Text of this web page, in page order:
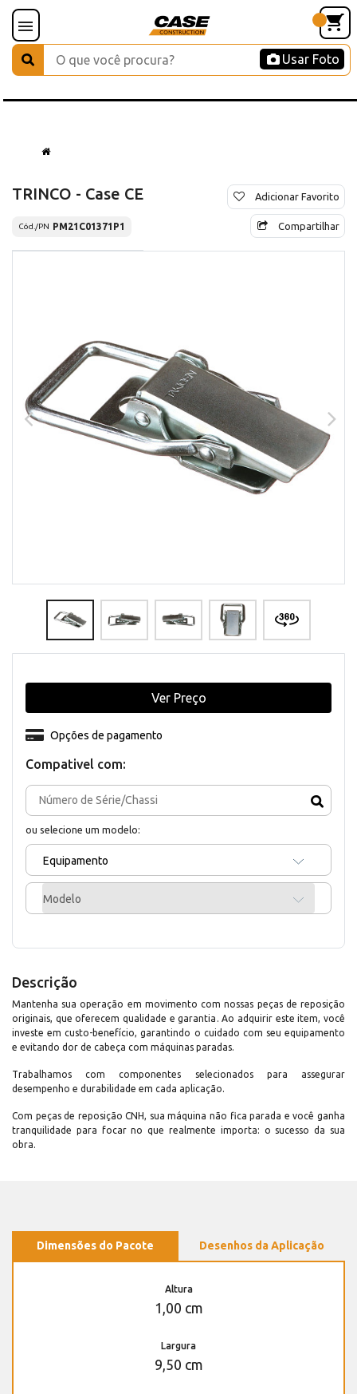
Usar Foto
TRINCO - Case CE
Cód./PN PM21C01371P1
Adicionar Favorito
Compartilhar
Compativel com:
ou selecione um modelo:
Equipamento
Modelo
Opções de pagamento
Ver Preço
Descrição
Mantenha sua operação em movimento com nossas peças de reposição
originais, que oferecem qualidade e garantia. Ao adquirir este item, você
investe em custo-benefício, garantindo o cuidado com seu equipamento
e evitando dor de cabeça com máquinas paradas.
Trabalhamos com componentes selecionados para assegurar
desempenho e durabilidade em cada aplicação.
Com peças de reposição CNH, sua máquina não fica parada e você ganha
tranquilidade para focar no que realmente importa: o sucesso da sua
obra.
Dimensões do Pacote Desenhos da Aplicação
Altura
1,00 cm
Largura
9,50 cm